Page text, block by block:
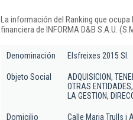
La información del Ranking que
financiera de INFORMA D&B S.A.U.
Denominación Elsfreixes 2015 Sl.
Objeto Social
ADQUISICION,
OTRAS
LA GESTION,
Domicilio
Calle Maria Trulls i